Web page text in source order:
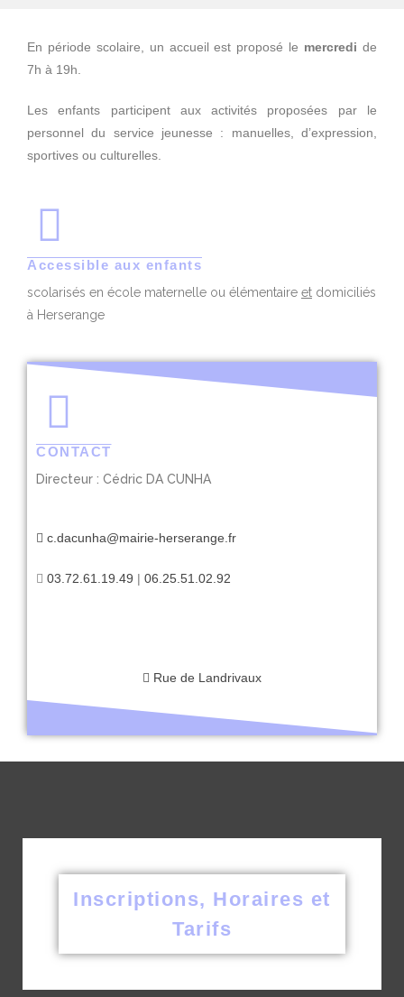
En période scolaire, un accueil est proposé le mercredi de
7h à 19h.
Les enfants participent aux activités proposées par le
personnel du service jeunesse : manuelles, d’expression,
sportives ou culturelles.
Accessible aux enfants
scolarisés en école maternelle ou élémentaire et domiciliés
à Herserange
CONTACT
Directeur : Cédric DA CUNHA
c.dacunha@mairie-herserange.fr
03.72.61.19.49 | 06.25.51.02.92
Rue de Landrivaux
Inscriptions, Horaires et
Tarifs